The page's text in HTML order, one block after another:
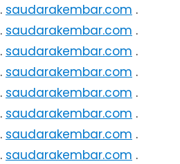
. saudarakembar.com .
. saudarakembar.com .
. saudarakembar.com .
. saudarakembar.com .
. saudarakembar.com .
. saudarakembar.com .
. saudarakembar.com .
. saudarakembar.com .